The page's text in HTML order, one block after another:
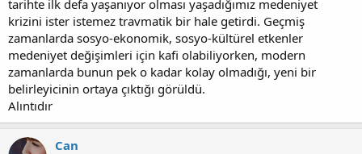
tarihte ilk defa yaşanıyor olması yaşadığımız medeniyet
krizini ister istemez travmatik bir hale getirdi. Geçmiş
zamanlarda sosyo-ekonomik, sosyo-kültürel etkenler
medeniyet değişimleri için kafi olabiliyorken, modern
zamanlarda bunun pek o kadar kolay olmadığı, yeni bir
belirleyicinin ortaya çıktığı görüldü.
Alıntıdır
Can